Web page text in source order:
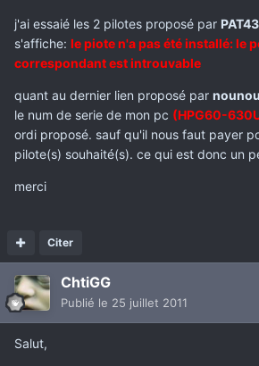
j'ai essaié les 2 pilotes proposé par PAT43
s'affiche: le piote n'a pas été installé: le
correspondant est introuvable
quant au dernier lien proposé par
le num de serie de mon pc (HPG60-
ordi proposé. sauf qu'il nous faut payer
pilote(s) souhaité(s). ce qui est donc un
merci
Citer
ChtiGG
Publié le 25 juillet 2011
Salut,